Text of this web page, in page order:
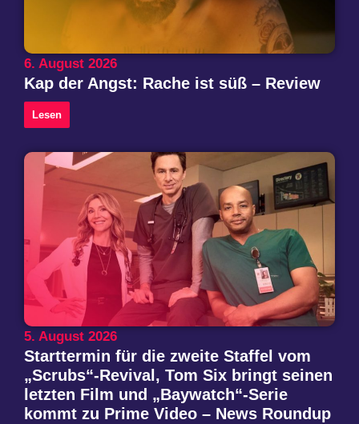
6. August 2026
Kap der Angst: Rache ist süß – Review
Lesen
5. August 2026
Starttermin für die zweite Staffel vom
„Scrubs“-Revival, Tom Six bringt seinen
letzten Film und „Baywatch“-Serie
kommt zu Prime Video – News Roundup